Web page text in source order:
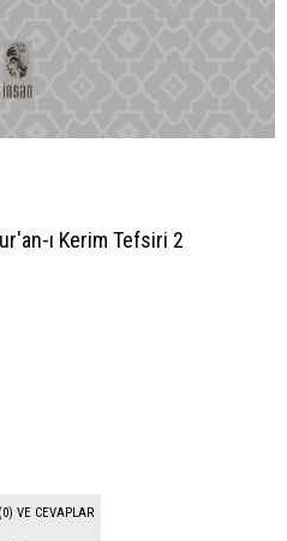
ı Kerim Tefsiri 2
VE CEVAPLAR